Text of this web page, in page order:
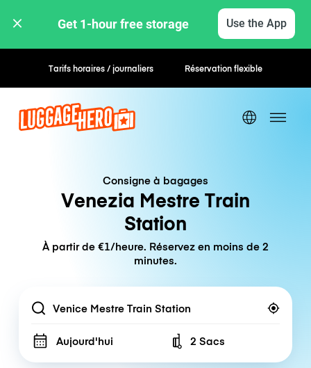
Get 1-hour free storage Use the App
Tarifs horaires / journaliers Réservation flexible
Consigne à bagages
Venezia Mestre Train
Station
À partir de €1/heure. Réservez en moins de 2
minutes.
Location
Aujourd'hui Number of bags
2 Sacs